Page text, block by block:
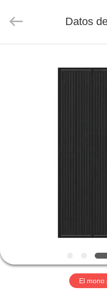
FÁBRICA
CONTROL
CO.,
Reserved.
Datos
El mono